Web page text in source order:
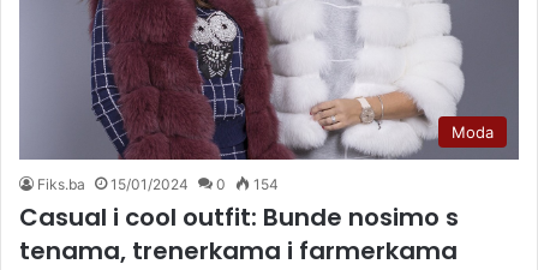
Moda
Fiks.ba 15/01/2024 0 154
Casual i cool outfit: Bunde nosimo s
tenama, trenerkama i farmerkama